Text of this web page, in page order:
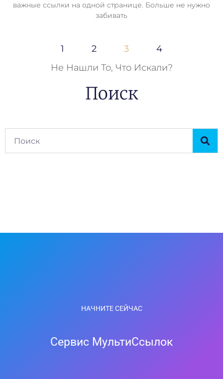
важные ссылки на одной странице. Больше не нужно
забивать
1 2 3
4
Не Нашли То, Что Искали?
Поиск
НАЧНИТЕ СЕЙЧАС
Сервис МультиСсылок